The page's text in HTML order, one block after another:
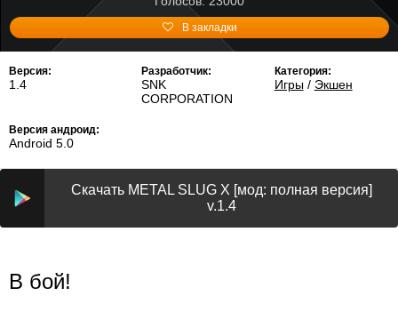
В закладки
Версия:
1.4
Разработчик:
SNK
CORPORATION
Категория:
Игры/ Экшен
Версия андроид:
Android 5.0
Скачать METAL SLUG X [мод: полная версия]
v.1.4
В бой!